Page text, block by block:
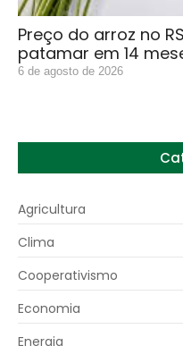
Preço do arroz no
patamar em 14
6 de agosto de 2026
Agricultura
Clima
Cooperativismo
Economia
Energia